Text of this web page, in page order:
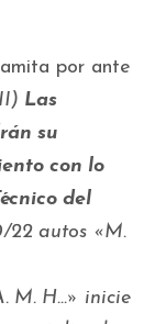
por ante
Las
su
con lo
del
22 autos «M.
M. H…» inicie